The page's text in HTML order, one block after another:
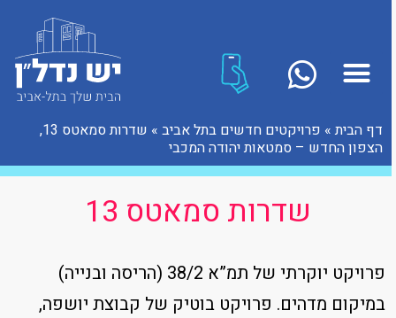
דף הבית» פרויקטים חדשים בתל אביב»
שדרות סמאטס 13,
הצפון החדש – סמטאות יהודה המכבי
שדרות סמאטס 13
פרויקט יוקרתי של תמ”א 38/2 (הריסה ובנייה)
במיקום מדהים. פרויקט בוטיק של קבוצת יושפה,